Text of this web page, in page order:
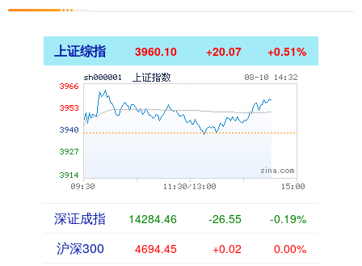
上证综指 3960.10 +20.07 +0.51%
深证成指 14284.46 -26.55 -0.19%
沪深300 4694.45 +0.02 0.00%